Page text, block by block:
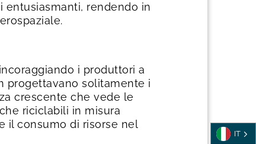
rendendo in
i produttori a
progettavano solitamente i
crescente che vede le
riciclabili in misura
il consumo di risorse nel
IT